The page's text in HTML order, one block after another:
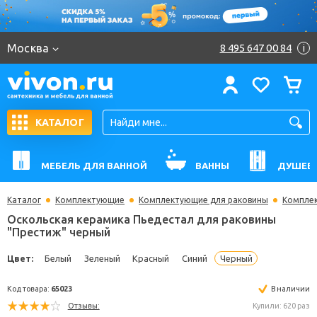
Москва 8 495 647 00 84 i
КАТАЛОГ
МЕБЕЛЬ ДЛЯ ВАННОЙ ВАННЫ
Каталог Комплектующие Комплектующие для раковины
"Престиж" черный
Цвет: Белый Черный